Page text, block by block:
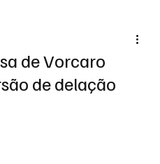
de Vorcaro
de delação